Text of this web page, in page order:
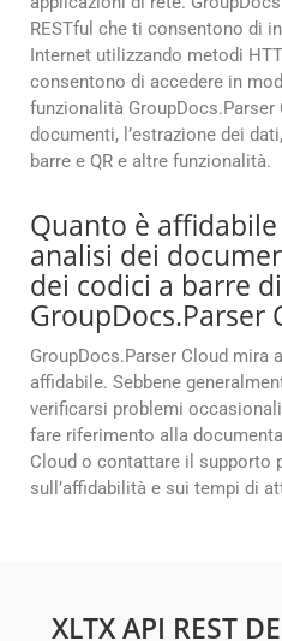
RESTful che ti consentono di
Internet utilizzando metodi
consentono di accedere in
funzionalità GroupDocs.Parser
documenti, l’estrazione dei
barre e QR e altre funzionalità.
Quanto è
analisi dei
dei codici a barre di
GroupDocs.Parser
GroupDocs.Parser Cloud mira
affidabile. Sebbene
verificarsi problemi
fare riferimento alla
Cloud o contattare il supporto
sull’affidabilità e sui tempi di
XLTX API REST